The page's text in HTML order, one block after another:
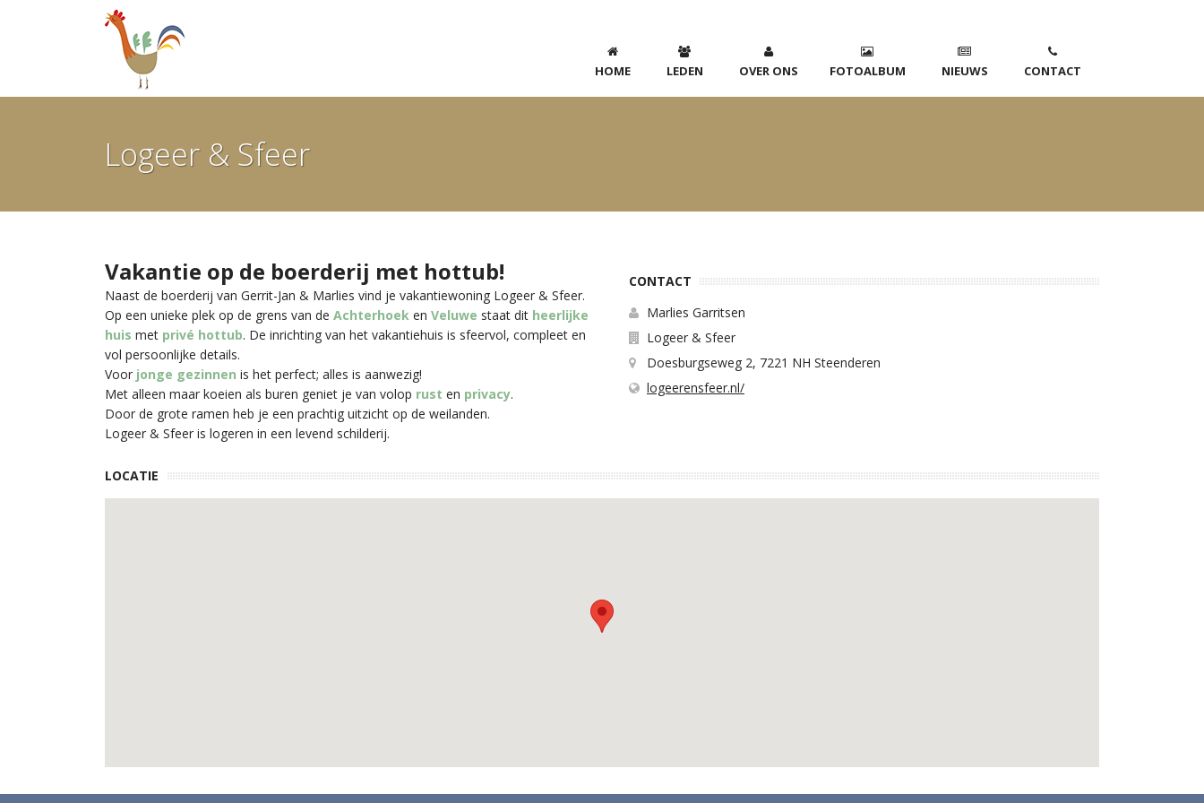
HOME LEDEN OVER ONS FOTOALBUM NIEUWS CONTACT
Logeer & Sfeer
Vakantie op de boerderij met hottub!
Naast de boerderij van Gerrit-Jan & Marlies vind je vakantiewoning Logeer & Sfeer.
Op een unieke plek op de grens van de Achterhoek en Veluwe staat dit heerlijke
huis met privé hottub. De inrichting van het vakantiehuis is sfeervol, compleet en
vol persoonlijke details.
Voor jonge gezinnen is het perfect; alles is aanwezig!
Met alleen maar koeien als buren geniet je van volop rust en privacy.
Door de grote ramen heb je een prachtig uitzicht op de weilanden.
Logeer & Sfeer is logeren in een levend schilderij.
CONTACT
Marlies Garritsen
Logeer & Sfeer
Doesburgseweg 2, 7221 NH Steenderen
logeerensfeer.nl/
LOCATIE